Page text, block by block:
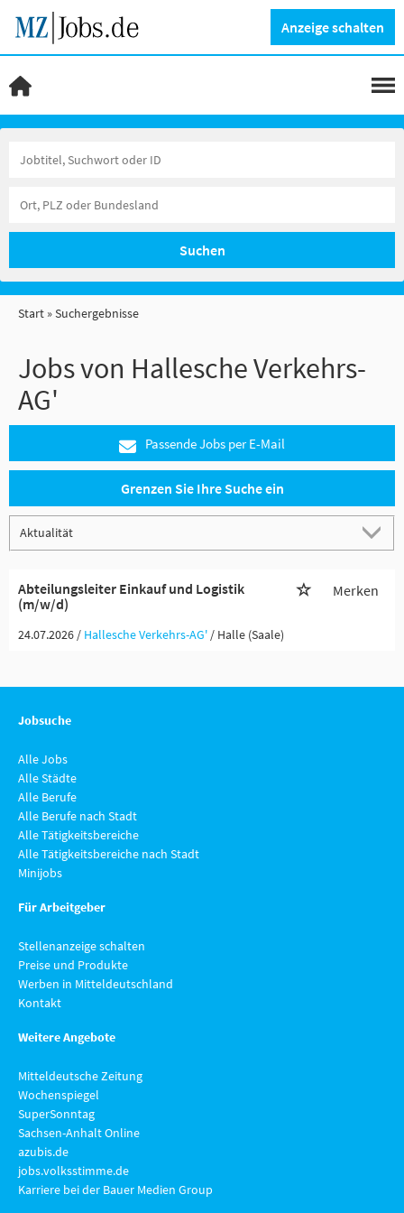
Anzeige schalten
Suchen
Start Suchergebnisse
Jobs von Hallesche Verkehrs-
AG'
Passende Jobs per E-Mail
Grenzen Sie Ihre Suche ein
Abteilungsleiter Einkauf und Logistik
(m/w/d)
Merken
24.07.2026 / Hallesche Verkehrs-AG' / Halle (Saale)
Jobsuche
Alle Jobs
Alle Städte
Alle Berufe
Alle Berufe nach Stadt
Alle Tätigkeitsbereiche
Alle Tätigkeitsbereiche nach Stadt
Minijobs
Für Arbeitgeber
Stellenanzeige schalten
Preise und Produkte
Werben in Mitteldeutschland
Kontakt
Weitere Angebote
Mitteldeutsche Zeitung
Wochenspiegel
SuperSonntag
Sachsen-Anhalt Online
azubis.de
jobs.volksstimme.de
Karriere bei der Bauer Medien Group